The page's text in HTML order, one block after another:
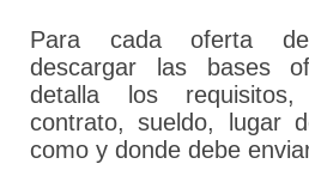
Para cada oferta
descargar las bases
detalla los requisitos,
contrato, sueldo, lugar
como y donde debe